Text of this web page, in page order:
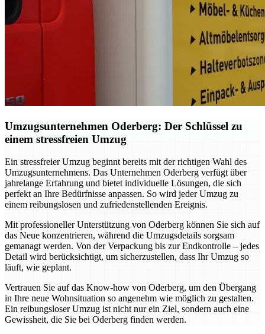
Umzugsunternehmen Oderberg: Der Schlüssel zu
einem stressfreien Umzug
Ein stressfreier Umzug beginnt bereits mit der richtigen Wahl des
Umzugsunternehmens. Das Unternehmen Oderberg verfügt über
jahrelange Erfahrung und bietet individuelle Lösungen, die sich
perfekt an Ihre Bedürfnisse anpassen. So wird jeder Umzug zu
einem reibungslosen und zufriedenstellenden Ereignis.
Mit professioneller Unterstützung von Oderberg können Sie sich auf
das Neue konzentrieren, während die Umzugsdetails sorgsam
gemanagt werden. Von der Verpackung bis zur Endkontrolle – jedes
Detail wird berücksichtigt, um sicherzustellen, dass Ihr Umzug so
läuft, wie geplant.
Vertrauen Sie auf das Know-how von Oderberg, um den Übergang
in Ihre neue Wohnsituation so angenehm wie möglich zu gestalten.
Ein reibungsloser Umzug ist nicht nur ein Ziel, sondern auch eine
Gewissheit, die Sie bei Oderberg finden werden.